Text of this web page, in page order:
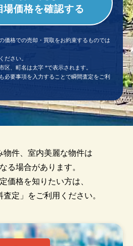
場価格を確認する
価格での売却・買取をお約束するものでは
ださい。
区、町名は太字 *で表示されます。
必要事項を入力することで瞬間査定をご利
物件、室内美麗な物件は
る場合があります。
価格を知りたい方は、
査定」をご利用ください。